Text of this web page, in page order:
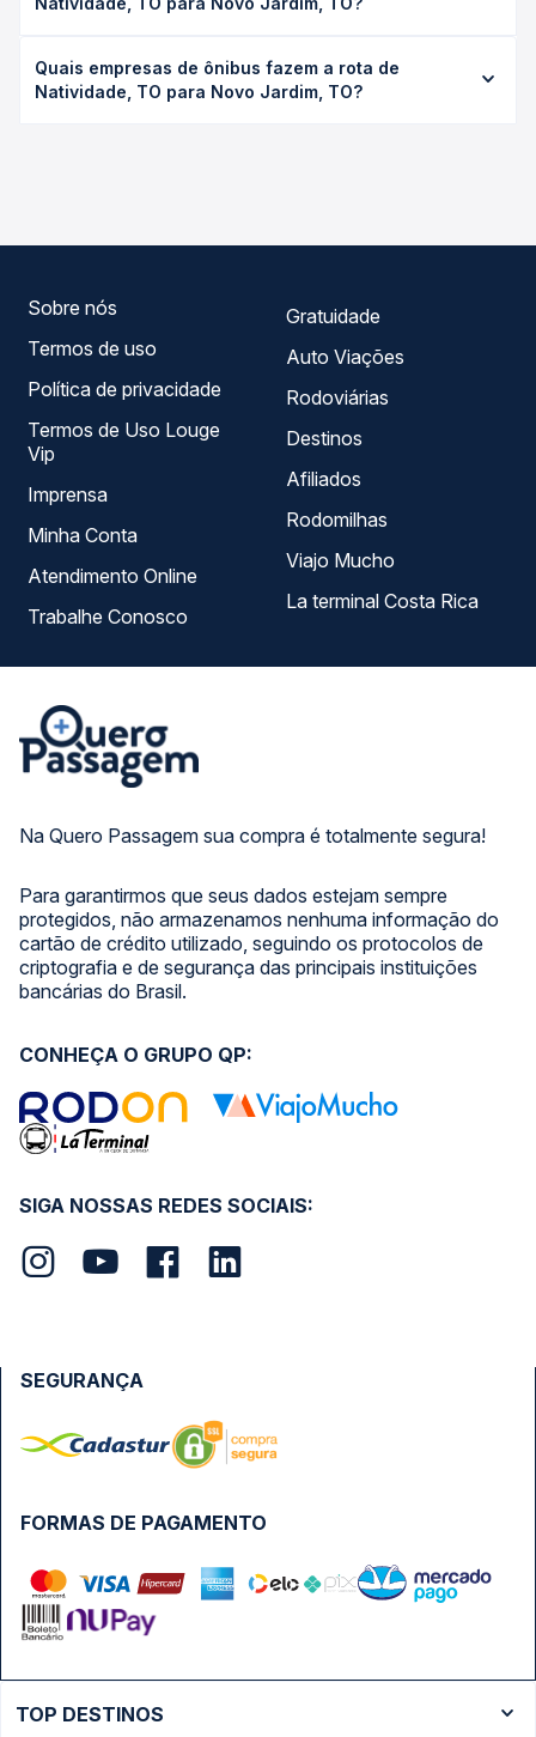
viação, o tipo de serviço (convencional, executivo ou
exata de cada opção na data desejada.
Novo Jardim, TO custa em média R$ 72,31 e varia
conforme a data da viagem, a empresa, o tipo de poltrona
Quais empresas de ônibus fazem a rota de
Natividade, TO para Novo Jardim, TO?
Na Quero Passagem sua compra é totalmente segura!
Para garantirmos que seus dados estejam sempre
protegidos, não armazenamos nenhuma informação do
cartão de crédito utilizado, seguindo os protocolos de
criptografia e de segurança das principais instituições
bancárias do Brasil.
Sobre nós
Termos de uso
Política de privacidade
Termos de Uso Louge
Vip
Imprensa
Minha Conta
Atendimento Online
Trabalhe Conosco
Gratuidade
Auto Viações
Rodoviárias
Destinos
Afiliados
Rodomilhas
Viajo Mucho
La terminal Costa Rica
SIGA NOSSAS REDES SOCIAIS:
CONHEÇA O GRUPO QP:
FORMAS DE PAGAMENTO
SEGURANÇA
TOP DESTINOS